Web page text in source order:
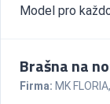
Model pro
Brašna na
Firma: MK